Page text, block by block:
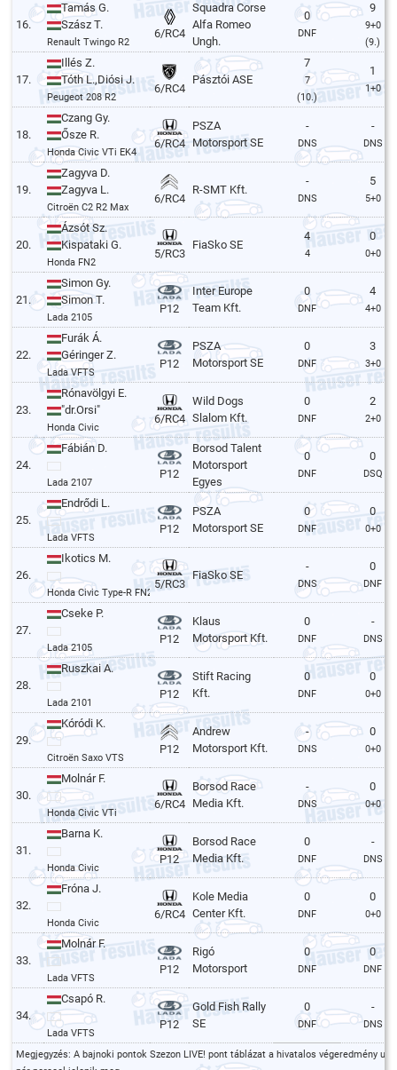
16.
Tamás G.
Szász T.
Renault Twingo R2
6/RC4
Squadra Corse
Alfa Romeo
Ungh.
0
DNF
9
9+0
(9.)
17.
Illés Z.
Tóth L.,Diósi J.
Peugeot 208 R2
6/RC4
Pásztói ASE
7
7
(10.)
1
1+0
18.
Czang Gy.
Ősze R.
Honda Civic VTi EK4
6/RC4
PSZA
Motorsport SE
-
DNS
-
DNS
19.
Zagyva D.
Zagyva L.
Citroën C2 R2 Max
6/RC4
R-SMT Kft.
-
DNS
5
5+0
20.
Ázsót Sz.
Kispataki G.
Honda FN2
5/RC3
FiaSko SE
4
4
0
0+0
21.
Simon Gy.
Simon T.
Lada 2105
P12
Inter Europe
Team Kft.
0
DNF
4
4+0
22.
Furák Á.
Géringer Z.
Lada VFTS
P12
PSZA
Motorsport SE
0
DNF
3
3+0
23.
Rónavölgyi E.
"dr.Orsi"
Honda Civic
6/RC4
Wild Dogs
Slalom Kft.
0
DNF
2
2+0
24.
Fábián D.
Lada 2107
P12
Borsod Talent
Motorsport
Egyes
0
DNF
0
DSQ
25.
Endrődi L.
Lada VFTS
P12
PSZA
Motorsport SE
0
DNF
0
0+0
26.
Ikotics M.
Honda Civic Type-R FN2
5/RC3
FiaSko SE
-
DNS
0
DNF
27.
Cseke P.
Lada 2105
P12
Klaus
Motorsport Kft.
0
DNF
-
DNS
28.
Ruszkai A.
Lada 2101
P12
Stift Racing
Kft.
0
DNF
0
0+0
29.
Kóródi K.
Citroën Saxo VTS
P12
Andrew
Motorsport Kft.
-
DNS
0
0+0
30.
Molnár F.
Honda Civic VTi
6/RC4
Borsod Race
Media Kft.
-
DNS
0
0+0
31.
Barna K.
Honda Civic
P12
Borsod Race
Media Kft.
0
DNF
-
DNS
32.
Fróna J.
Honda Civic
6/RC4
Kole Media
Center Kft.
0
DNF
0
0+0
33.
Molnár F.
Lada VFTS
P12
Rigó
Motorsport
0
DNF
0
DNF
34.
Csapó R.
Lada VFTS
P12
Gold Fish Rally
SE
0
DNF
-
DNS
Megjegyzés: A bajnoki pontok Szezon LIVE! pont táblázat a hivatalos végeredmény